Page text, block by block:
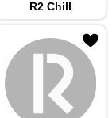
R2 Chill